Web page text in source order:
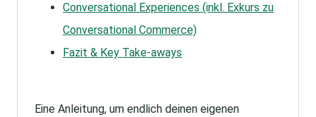
Conversational Experiences (inkl. Exkurs zu
Conversational Commerce)
Fazit & Key Take-aways
Eine Anleitung, um endlich deinen eigenen